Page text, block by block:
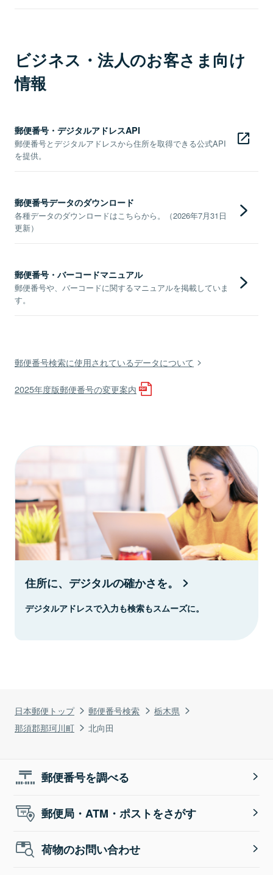
日本郵便トップ 郵便番号検索
栃木県
那須郡那珂川町
北向田
ビジネス・法人のお客さま向け
情報
郵便番号・デジタルアドレスAPI
郵便番号とデジタルアドレスから住所を取得できる公式API
を提供。
郵便番号データのダウンロード
各種データのダウンロードはこちらから。（2026年7月31日
更新）
郵便番号・バーコードマニュアル
郵便番号や、バーコードに関するマニュアルを掲載していま
す。
郵便番号検索に使用されているデータについて
2025年度版郵便番号の変更案内
住所に、デジタルの確かさを。
デジタルアドレスで入力も検索もスムーズに。
郵便番号を調べる
郵便局・ATM・ポストをさがす
荷物のお問い合わせ